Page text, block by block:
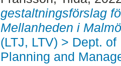
gestaltningsförslag
Mellanheden i
(LTJ, LTV) > Dept.
Planning and